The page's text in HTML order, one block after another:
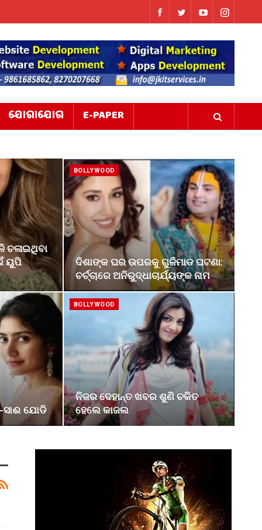
ଯୋଗାଯୋଗ E-PAPER
ଚଳାଇଥିବା
ୟୁପି
BOLLYWOOD
ଦିଶାଙ୍କ ଘର ଉପରକୁ ଗୁଳିମାଡ ଘଟଣା:
ଚର୍ଚ୍ଚାରେ ଅନିରୁଦ୍ଧାଚାର୍ଯ୍ୟଙ୍କ ନାମ
ସାଈ ଯୋଡି
BOLLYWOOD
ନିଜର ଦେହାନ୍ତ ଖବର ଶୁଣି ଚକିତ
ହେଲେ କାଜଲ